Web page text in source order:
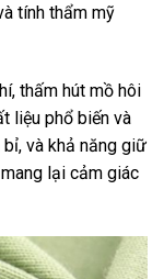
tính thẩm mỹ
thấm hút mồ hôi
liệu phổ biến và
và khả năng giữ
lại cảm giác